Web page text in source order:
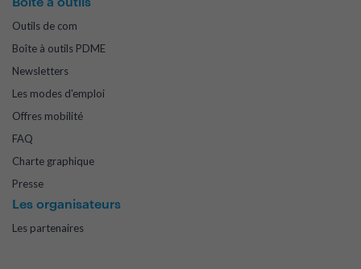
Outils de com
Boîte à outils PDME
Newsletters
Les modes d'emploi
Offres mobilité
FAQ
Charte graphique
Presse
Les organisateurs
Les partenaires